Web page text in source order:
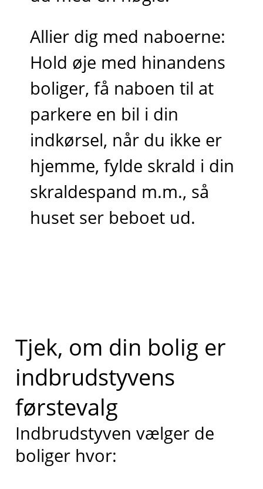
Allier dig med naboerne:
Hold øje med hinandens
boliger, få naboen til at
parkere en bil i din
indkørsel, når du ikke er
hjemme, fylde skrald i din
skraldespand m.m., så
huset ser beboet ud.
Tjek, om din bolig er
indbrudstyvens
førstevalg
Indbrudstyven vælger de
boliger hvor: